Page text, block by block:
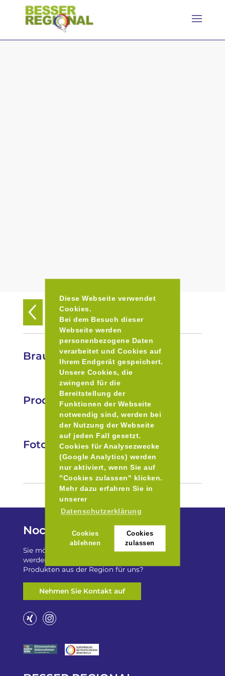
Diese Webseite verwendet
Cookies.
Bei dem Besuch dieser
Webseite werden
personenbezogene Daten
verarbeitet und Cookies auf
Ihrem Endgerät gespeichert.
Unsere Cookies, die
zwingend für die
Bereitstellung der
Funktionen der Webseite
notwendig sind, werden bei
der Nutzung der Webseite
auf jeden Fall gesetzt.
Cookies für Analysezwecke
(Google Analytics) werden
nur aktiviert, wenn Sie auf
"Cookies zulassen" klicken.
Mehr dazu erfahren Sie in
unserer
Datenschutzerklärung
Cookies
ablehnen
Cookies
zulassen
Zurück zur Übersicht
Brauerei Schattenhofer
Produkte
Fotos
Noch Fragen?
Sie möchten auf „Besser Regional“ gelistet
werden? Oder haben Sie einen Freizeittip zu
Produkten aus der Region für uns?
Nehmen Sie Kontakt auf